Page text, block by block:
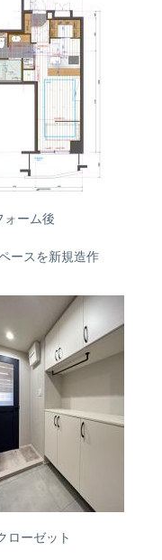
ーム後
ースを新規造作
ーゼット